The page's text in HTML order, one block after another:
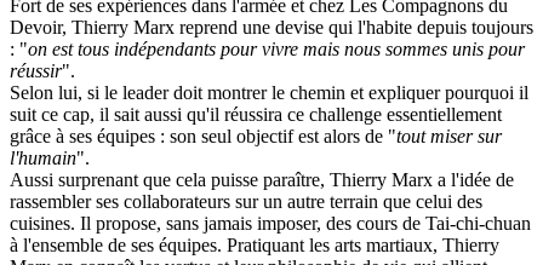
Fort de ses expériences dans l'armée et chez Les Compagnons du
Devoir, Thierry Marx reprend une devise qui l'habite depuis toujours
: "on est tous indépendants pour vivre mais nous sommes unis pour
réussir".
Selon lui, si le leader doit montrer le chemin et expliquer pourquoi il
suit ce cap, il sait aussi qu'il réussira ce challenge essentiellement
grâce à ses équipes : son seul objectif est alors de "tout miser sur
l'humain".
Aussi surprenant que cela puisse paraître, Thierry Marx a l'idée de
rassembler ses collaborateurs sur un autre terrain que celui des
cuisines. Il propose, sans jamais imposer, des cours de Tai-chi-chuan
à l'ensemble de ses équipes. Pratiquant les arts martiaux, Thierry